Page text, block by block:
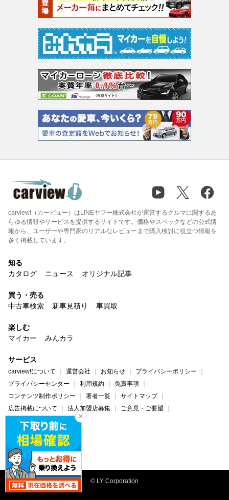
carview!（カービュー）はLINEヤフー株式会社が運営するクルマに関するあ
らゆる情報やサービスを提供するサイトです。価格やスペックなどの公式情
報から、ユーザーや専門家のリアルなレビューまで購入検討に役立つ情報を
多く掲載しています。
知る
カタログ
ニュース オリジナル記事
買う・売る
中古車検索
新車見積り 車買取
楽しむ
マイカー
みんカラ
サービス
carview!について 運営会社 お知らせ
プライバシーポリシー
プライバシーセンター
利用規約
免責事項
コンテンツ制作ポリシー
著者一覧
サイトマップ
広告掲載について
法人加盟店募集
ご意見・ご要望
ヘルプ・お問い合わせ
carview! Yahoo! JAPAN
© LY Corporation